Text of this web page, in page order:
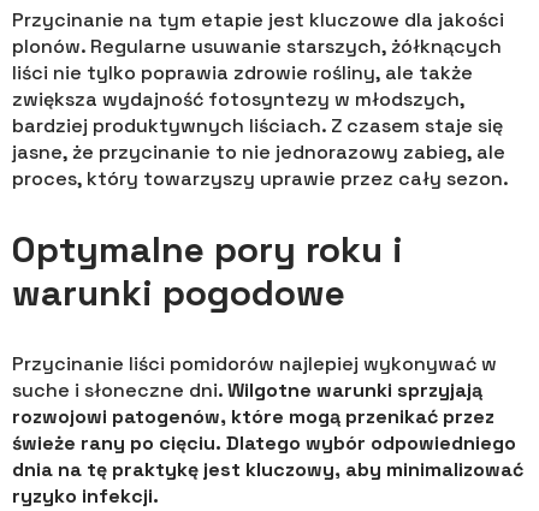
Przycinanie na tym etapie jest kluczowe dla jakości
plonów. Regularne usuwanie starszych, żółknących
liści nie tylko poprawia zdrowie rośliny, ale także
zwiększa wydajność fotosyntezy w młodszych,
bardziej produktywnych liściach. Z czasem staje się
jasne, że przycinanie to nie jednorazowy zabieg, ale
proces, który towarzyszy uprawie przez cały sezon.
Optymalne pory roku i
warunki pogodowe
Przycinanie liści pomidorów najlepiej wykonywać w
suche i słoneczne dni.Wilgotne warunki sprzyjają
rozwojowi patogenów, które mogą przenikać przez
świeże rany po cięciu. Dlatego wybór odpowiedniego
dnia na tę praktykę jest kluczowy, aby minimalizować
ryzyko infekcji.